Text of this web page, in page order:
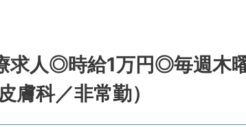
求人◎時給1万円◎毎週木
科／非常勤）